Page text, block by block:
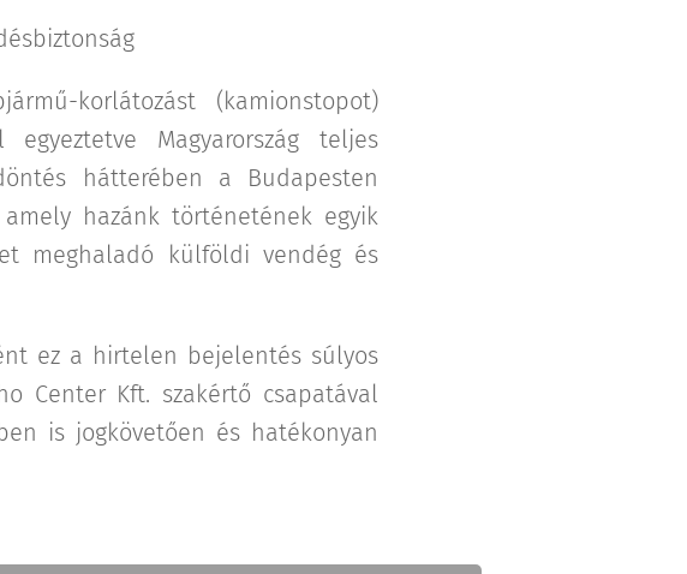
korlátozást (kamionstopot)
Magyarország teljes
hátterében a Budapesten
hazánk történetének egyik
meghaladó külföldi vendég és
ez a hirtelen bejelentés súlyos
Center Kft. szakértő csapatával
is jogkövetően és hatékonyan